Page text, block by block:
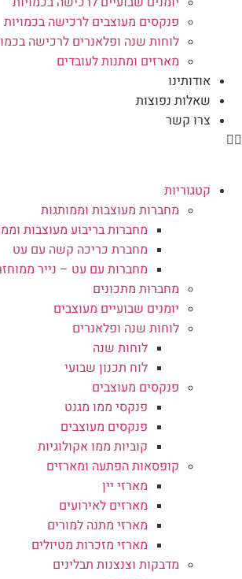
פנקסים מעוצבים לרכישה בכמויות
לוחות שנה ופלאנרים לרכישה
מארזים ומתנות לעובדים
אודותינו
שאלות נפוצות
צרו קשר
קטגוריות
מחברות מעוצבות וממותגות
מחברות בריבוע מעוצבות
מחברת כריכה קשה עם עט
מחברות עם עט – נייר ממוחזר
מחברות מתכונים
יומנים שבועיים מעוצבים
לוחות שנה ופלאנרים
לוחות שנה
לוח תכנון שבועי
פנקסים מעוצבים
פנקסי ממו מגנט
פנקסים מעוצבים
קוביות ממו אקולוגיות
קופסאות הפתעה ומארזים
מארזי יין
מארזים לאירועים
מארזי מתנה למורים
מארזי מזכרות מטיולים
מדבקות וצנצנות תבלינים